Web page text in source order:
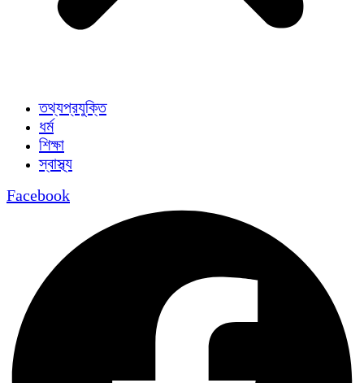
তথ্যপ্রযুক্তি
ধর্ম
শিক্ষা
স্বাস্থ্য
Facebook